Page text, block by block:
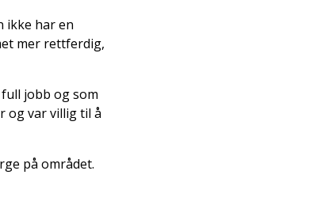
ikke har en
mer rettferdig,
jobb og som
og var villig til å
på området.